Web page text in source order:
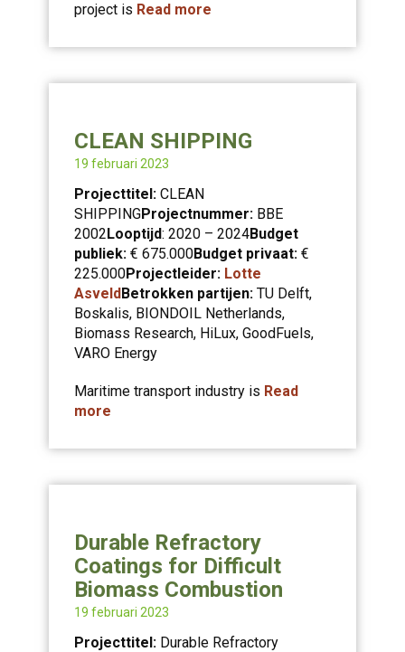
project is Read more
CLEAN SHIPPING
19 februari 2023
Projecttitel: CLEAN
SHIPPINGProjectnummer: BBE
2002Looptijd: 2020 – 2024Budget
publiek: € 675.000Budget privaat: €
225.000Projectleider: Lotte
AsveldBetrokken partijen: TU Delft,
Boskalis, BIONDOIL Netherlands,
Biomass Research, HiLux, GoodFuels,
VARO Energy
Maritime transport industry is Read
more
Durable Refractory
Coatings for Difficult
Biomass Combustion
19 februari 2023
Projecttitel: Durable Refractory